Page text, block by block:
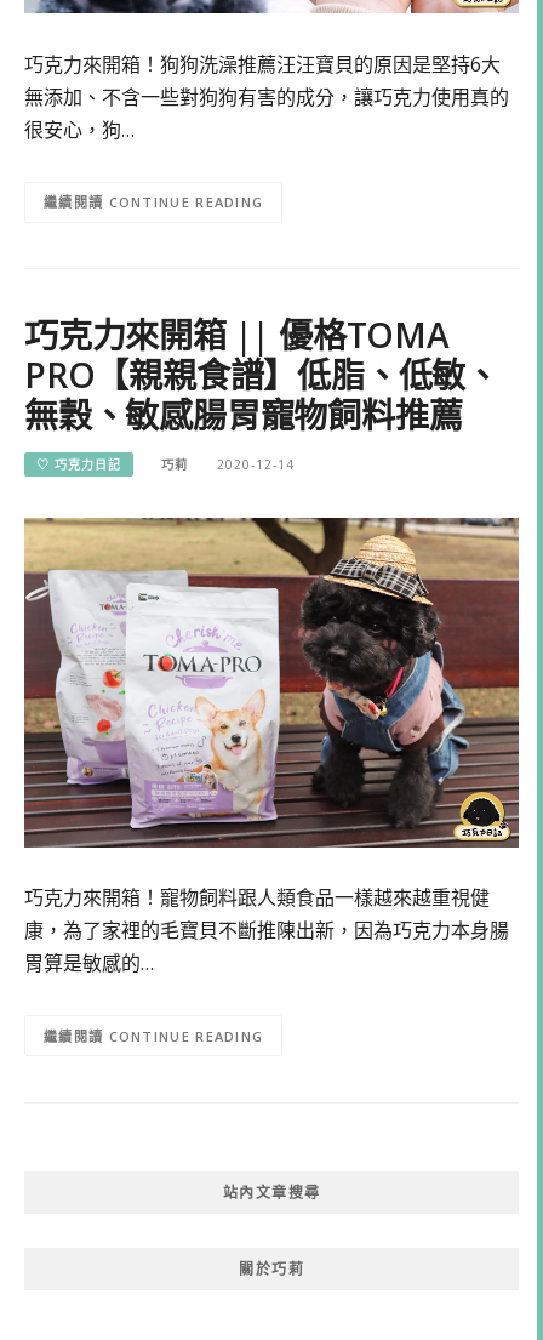
巧克力來開箱！狗狗洗澡推薦汪汪寶貝的原因是堅持6大
無添加、不含一些對狗狗有害的成分，讓巧克力使用真的
很安心，狗…
CONTINUE READING
巧克力來開箱 || 優格TOMA
PRO【親親食譜】低脂、低敏、
無穀、敏感腸胃寵物飼料推薦
♡ 巧克力日記 巧莉 2020-12-14
巧克力來開箱！寵物飼料跟人類食品一樣越來越重視健
康，為了家裡的毛寶貝不斷推陳出新，因為巧克力本身腸
胃算是敏感的…
CONTINUE READING
站內文章搜尋
關於巧莉